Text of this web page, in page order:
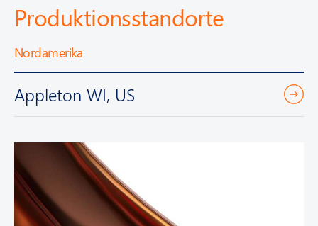
Produktionsstandorte
Nordamerika
Appleton WI, US